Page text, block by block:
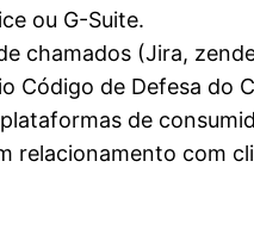
ou G-Suite.
chamados (Jira,
Código de Defesa do
de
relacionamento com